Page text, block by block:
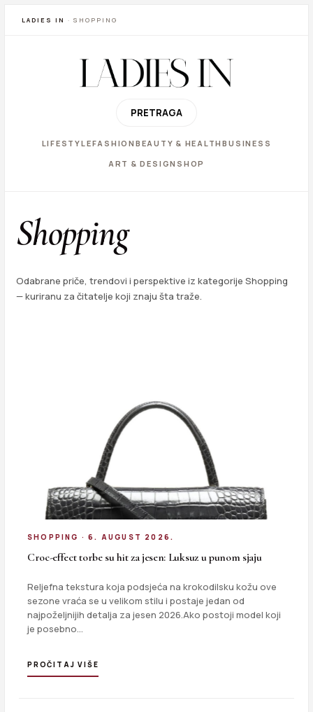
LADIES IN · SHOPPING
PRETRAGA
LIFESTYLEFASHION BEAUTY & HEALTHBUSINESS
ART & DESIGN SHOP
Shopping
Odabrane priče, trendovi i perspektive iz kategorije Shopping
— kuriranu za čitatelje koji znaju šta traže.
SHOPPING · 6. AUGUST 2026.
Croc-effect torbe su hit za jesen: Luksuz u punom sjaju
Reljefna tekstura koja podsjeća na krokodilsku kožu ove
sezone vraća se u velikom stilu i postaje jedan od
najpoželjnijih detalja za jesen 2026.Ako postoji model koji
je posebno…
PROČITAJ VIŠE